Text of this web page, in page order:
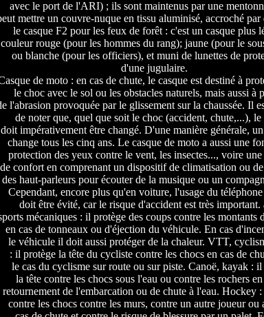
avec le port de l'ARI) ; ils sont maintenus par une
mettre un couvre-nuque en tissu aluminisé, accroché par
le casque F2 pour les feux de forêt : c'est un casque plus
couleur rouge (pour les hommes du rang); jaune (pour le
ou blanche (pour les officiers), et muni de lunettes de
d'une jugulaire.
de moto : en cas de chute, le casque est destiné à
le choc avec le sol ou les obstacles naturels, mais aussi à
l'abrasion provoquée par le glissement sur la chaussée. Il
de noter que, quel que soit le choc (accident, chute,...), le
doit impérativement être changé. D'une manière générale, un
change tous les cinq ans. Le casque de moto a aussi une
protection des yeux contre le vent, les insectes..., voire
de confort en comprenant un dispositif de climatisation ou
des haut-parleurs pour écouter de la musique ou un
Cependant, encore plus qu'en voiture, l'usage du
doit être évité, car le risque d'accident est très important.
mécaniques : il protège des coups contre les montants
en cas de tonneaux ou d'éjection du véhicule. En cas
le véhicule il doit aussi protéger de la chaleur. VTT,
: il protège la tête du cycliste contre les chocs en cas de
le cas du cyclisme sur route ou sur piste. Canoë, kayak : il
la tête contre les chocs sous l'eau ou contre les rochers
retournement de l'embarcation ou de chute à l'eau. Hockey
contre les chocs contre les murs, contre un autre joueur ou